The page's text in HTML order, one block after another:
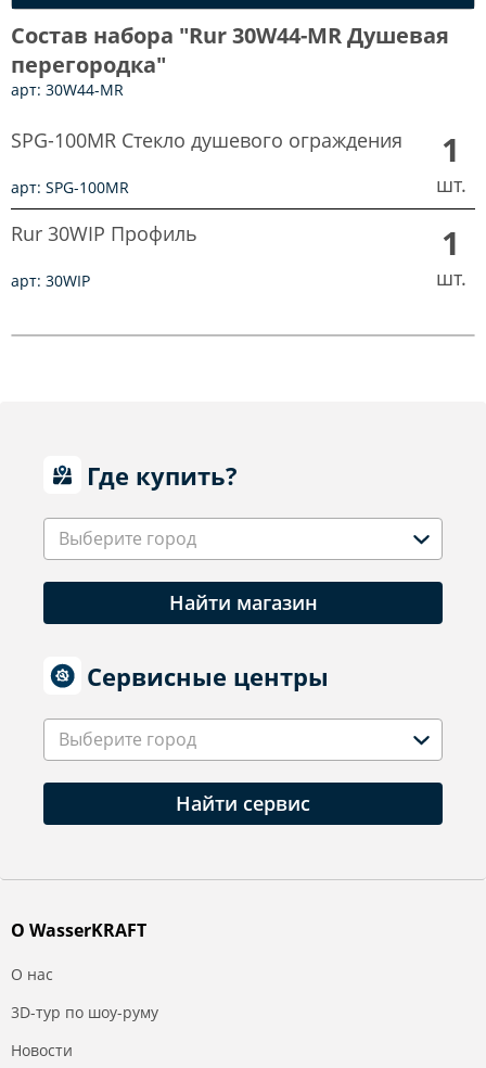
Состав набора "Rur 30W44-MR Душевая
перегородка"
арт: 30W44-MR
SPG-100MR Стекло душевого ограждения
арт: SPG-100MR
1
шт.
Rur 30WIP Профиль
арт: 30WIP
1
шт.
Где купить?
Выберите город
Найти магазин
Сервисные центры
Выберите город
Найти сервис
О WasserKRAFT
О нас
3D-тур по шоу-руму
Новости